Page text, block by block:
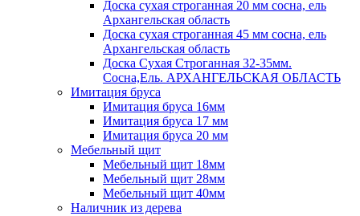
Доска сухая строганная 20 мм сосна, ель
Архангельская область
Доска сухая строганная 45 мм сосна, ель
Архангельская область
Доска Сухая Строганная 32-35мм.
Сосна,Ель. АРХАНГЕЛЬСКАЯ ОБЛАСТЬ
Имитация бруса
Имитация бруса 16мм
Имитация бруса 17 мм
Имитация бруса 20 мм
Мебельный щит
Мебельный щит 18мм
Мебельный щит 28мм
Мебельный щит 40мм
Наличник из дерева